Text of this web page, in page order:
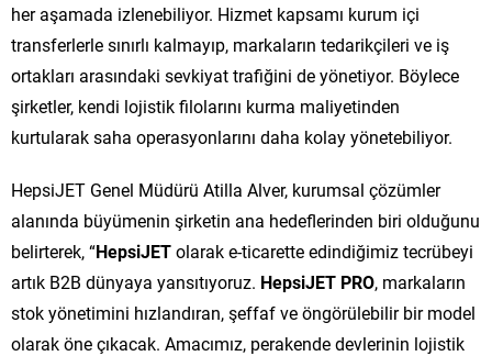
her aşamada izlenebiliyor. Hizmet kapsamı kurum içi
transferlerle sınırlı kalmayıp, markaların tedarikçileri ve iş
ortakları arasındaki sevkiyat trafiğini de yönetiyor. Böylece
şirketler, kendi lojistik filolarını kurma maliyetinden
kurtularak saha operasyonlarını daha kolay yönetebiliyor.
HepsiJET Genel Müdürü Atilla Alver, kurumsal çözümler
alanında büyümenin şirketin ana hedeflerinden biri olduğunu
belirterek, “HepsiJETolarak e-ticarette edindiğimiz tecrübeyi
artık B2B dünyaya yansıtıyoruz. HepsiJET PRO, markaların
stok yönetimini hızlandıran, şeffaf ve öngörülebilir bir model
olarak öne çıkacak. Amacımız, perakende devlerinin lojistik